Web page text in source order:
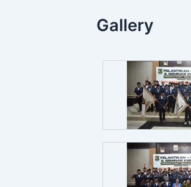
Gallery